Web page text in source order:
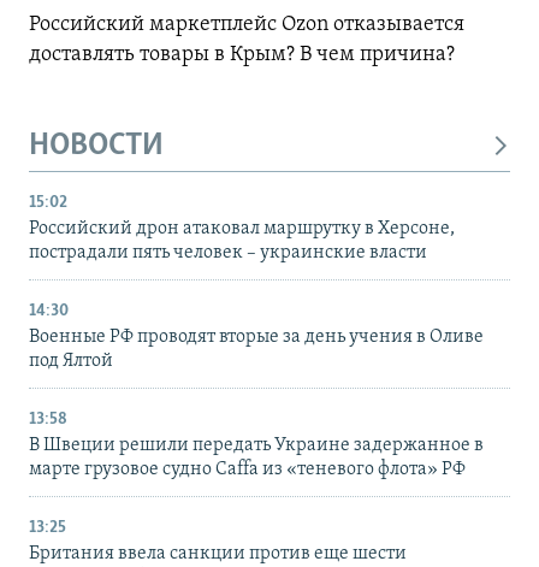
Российский маркетплейс Ozon отказывается
доставлять товары в Крым? В чем причина?
НОВОСТИ
15:02
Российский дрон атаковал маршрутку в Херсоне,
пострадали пять человек – украинские власти
14:30
Военные РФ проводят вторые за день учения в Оливе
под Ялтой
13:58
В Швеции решили передать Украине задержанное в
марте грузовое судно Caffa из «теневого флота» РФ
13:25
Британия ввела санкции против еще шести